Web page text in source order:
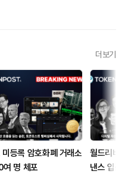
더보기
미등록 암호화폐 거래소
여 명 체포
월드리
낸스 입금